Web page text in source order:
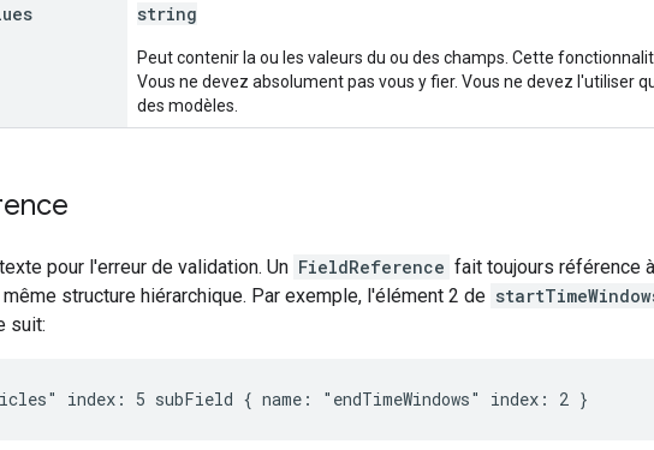
string
Peut contenir la ou les valeurs du ou des champs. Cette
Vous ne devez absolument pas vous y fier. Vous ne devez l'utiliser
des modèles.
pour l'erreur de validation. Un FieldReference fait toujours référence
structure hiérarchique. Par exemple, l'élément 2 de
suit: